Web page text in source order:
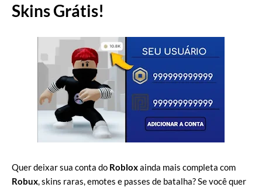
Skins Grátis!
Quer deixar sua conta do Robloxainda mais completa com
Robux, skins raras, emotes e passes de batalha? Se você quer